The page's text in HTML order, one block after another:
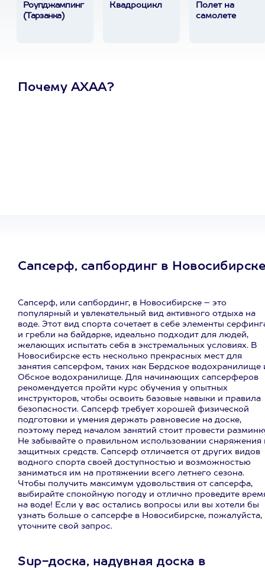
Роупджампинг
(Тарзанка)
Квадроцикл
Полет на
самолете
Почему АХАА?
Сапсерф, сапбординг в Новосибирске
Сапсерф, или сапбординг, в Новосибирске – это
популярный и увлекательный вид активного отдыха на
воде. Этот вид спорта сочетает в себе элементы
и гребли на байдарке, идеально подходит для людей,
желающих испытать себя в экстремальных условиях. В
Новосибирске есть несколько прекрасных мест для
занятия сапсерфом, таких как Бердское водохранилище
Обское водохранилище. Для начинающих сапсерферов
рекомендуется пройти курс обучения у опытных
инструкторов, чтобы освоить базовые навыки и правила
безопасности. Сапсерф требует хорошей физической
подготовки и умения держать равновесие на доске,
поэтому перед началом занятий стоит провести
Не забывайте о правильном использовании снаряжения
защитных средств. Сапсерф отличается от других видов
водного спорта своей доступностью и возможностью
заниматься им на протяжении всего летнего сезона.
Чтобы получить максимум удовольствия от сапсерфа,
выбирайте спокойную погоду и отлично проведите
на воде! Если у вас остались вопросы или вы хотели бы
узнать больше о сапсерфе в Новосибирске, пожалуйста,
уточните свой запрос.
Sup-доска, надувная доска в